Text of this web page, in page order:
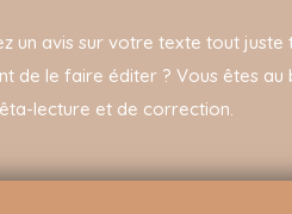
un avis sur votre texte tout
de le faire éditer ? Vous êtes
lecture et de correction.